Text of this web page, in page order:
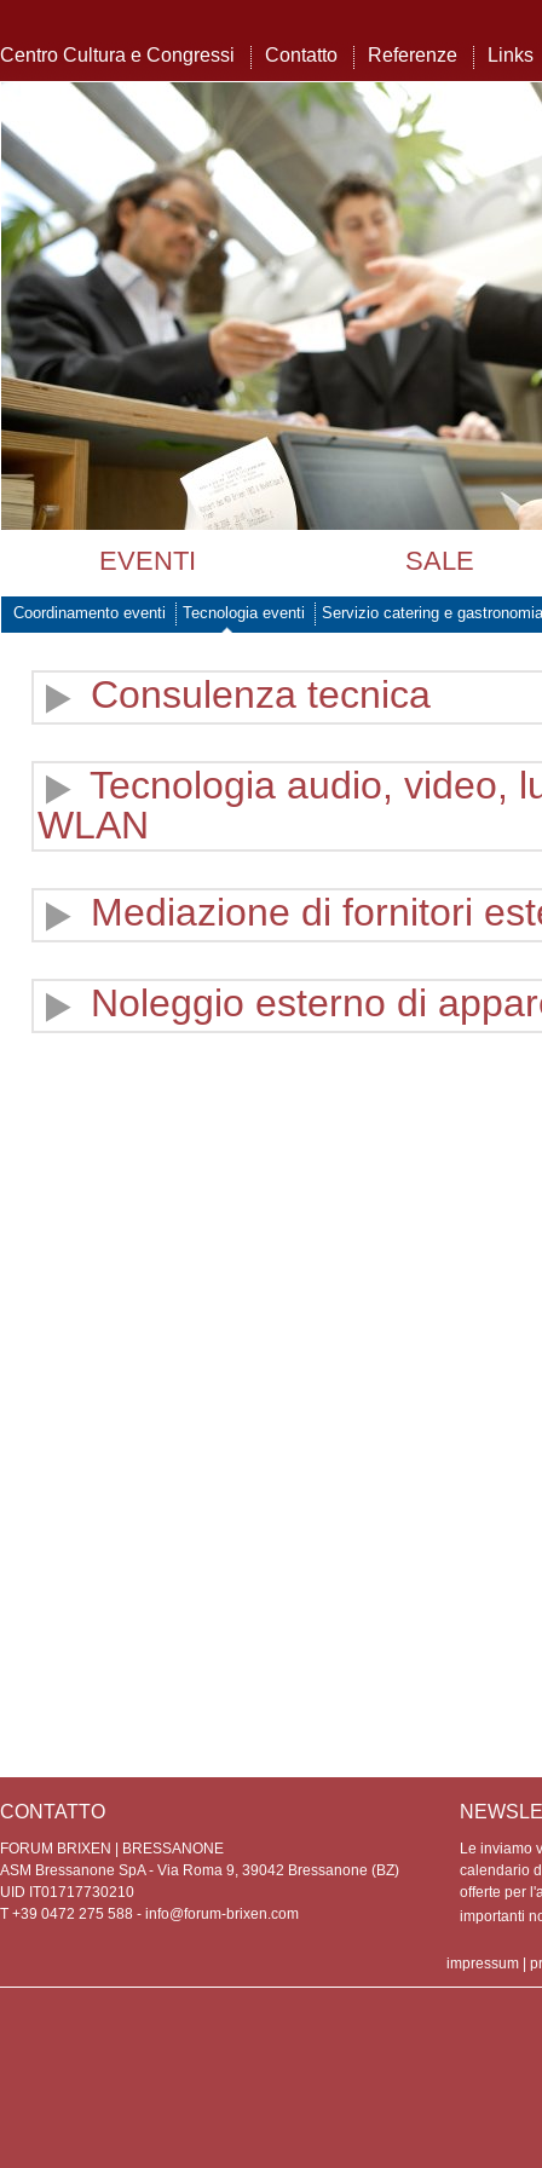
Centro Cultura e Congressi Contatto Referenze Links
EVENTI SALE
Coordinamento eventi Tecnologia eventi Servizio catering e gastronomia
Consulenza tecnica
Tecnologia audio, video,
WLAN
Mediazione di fornitori
Noleggio esterno di
CONTATTO
FORUM BRIXEN | BRESSANONE
ASM Bressanone SpA - Via Roma 9, 39042 Bressanone (BZ)
UID IT01717730210
T +39 0472 275 588 - info@forum-brixen.com
Le inviamo
calendario
offerte per
importanti
impressum